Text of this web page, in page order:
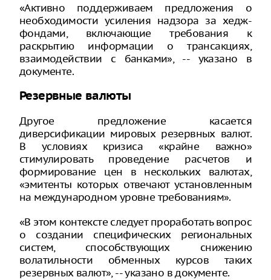
«Активно поддерживаем предложения о
необходимости усиления надзора за хедж-
фондами, включающие требования к
раскрытию информации о трансакциях,
взаимодействии с банками», -- указано в
документе.
Резервные валюты
Другое предложение касается
диверсификации мировых резервных валют.
В условиях кризиса «крайне важно»
стимулировать проведение расчетов и
формирование цен в нескольких валютах,
«эмитенты которых отвечают установленным
на международном уровне требованиям».
«В этом контексте следует проработать вопрос
о создании специфических региональных
систем, способствующих снижению
волатильности обменных курсов таких
резервных валют», -- указано в документе.